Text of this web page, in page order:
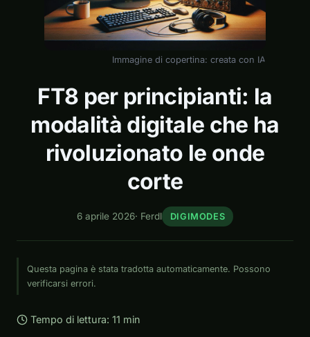
Immagine di copertina: creata con IA
FT8 per principianti: la
modalità digitale che ha
rivoluzionato le onde
corte
6 aprile 2026· Ferdl DIGIMODES
Questa pagina è stata tradotta automaticamente. Possono
verificarsi errori.
Tempo di lettura: 11 min